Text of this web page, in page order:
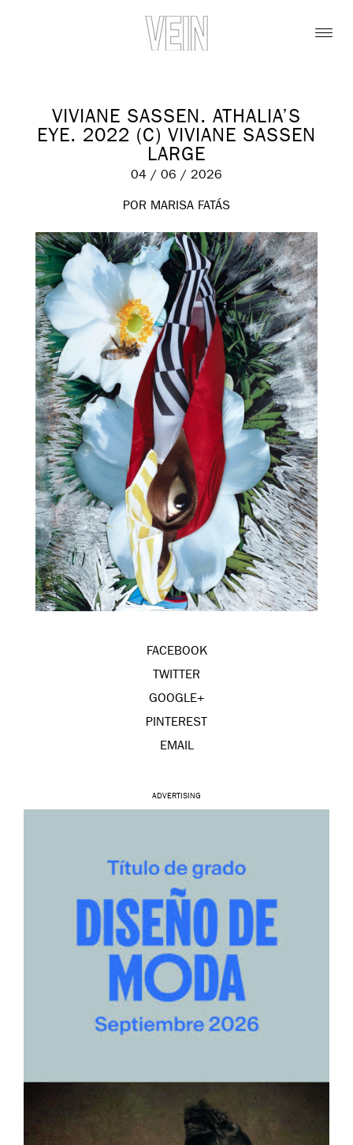
VIVIANE SASSEN. ATHALIA’S
EYE. 2022 (C) VIVIANE SASSEN
LARGE
04 / 06 / 2026
POR MARISA FATÁS
FACEBOOK
TWITTER
GOOGLE+
PINTEREST
EMAIL
ADVERTISING